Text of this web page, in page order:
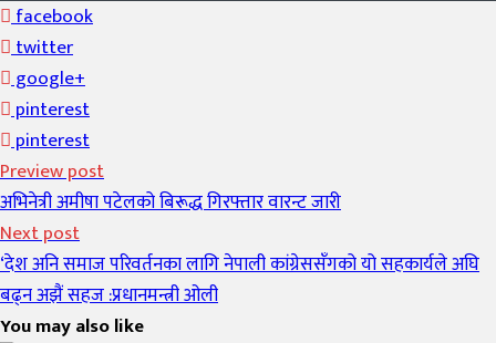
facebook
twitter
google+
pinterest
pinterest
Preview post
अभिनेत्री अमीषा पटेलको बिरूद्ध गिरफ्तार वारन्ट जारी
Next post
‘देश अनि समाज परिवर्तनका लागि नेपाली कांग्रेससँगको यो सहकार्यले अघि
बढ्न अझैं सहज :प्रधानमन्त्री ओली
You may also like